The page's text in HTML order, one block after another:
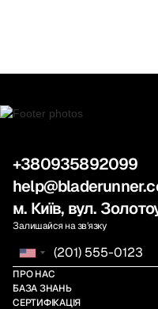
+380935892099
м. Київ, вул.
Залишайся на звʼязку
ПРО НАС
БАЗА ЗНАНЬ
СЕРТИФІКАЦІЯ